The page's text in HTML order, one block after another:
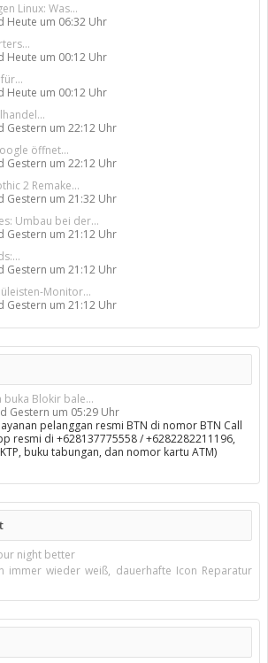
Linux: Was...
Heute um 06:32 Uhr
Heute um 00:12 Uhr
Heute um 00:12 Uhr
Gestern um 22:12 Uhr
öffnet...
Gestern um 22:12 Uhr
2 Remake...
Gestern um 21:32 Uhr
Umbau bei der...
Gestern um 21:12 Uhr
Gestern um 21:12 Uhr
Monitor...
Gestern um 21:12 Uhr
buka Blokir bale...
Gestern um 05:29 Uhr
pelanggan resmi BTN di nomor BTN Call
resmi di +628137775558 / +6282282211196,
buku tabungan, dan nomor kartu ATM)
night better
immer wieder weiß, dauerhafte Icon Reparatur